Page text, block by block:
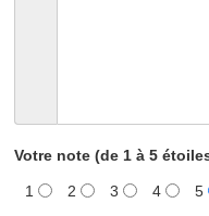
Votre note (de 1 à 5
1 2 3 4 5